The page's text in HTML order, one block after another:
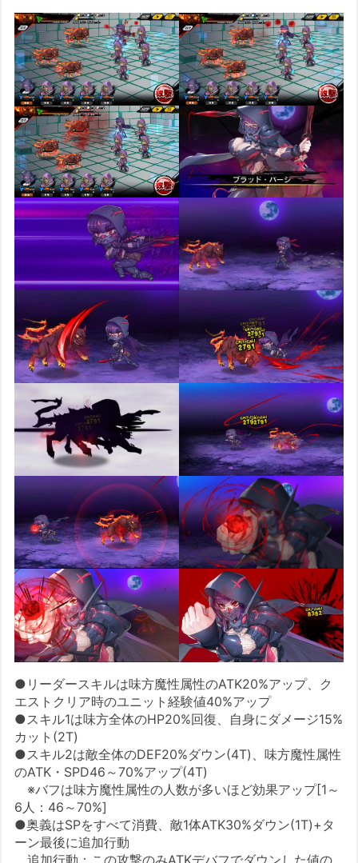
●リーダースキルは味方魔性属性のATK20%アップ、ク
エストクリア時のユニット経験値40%アップ
●スキル1は味方全体のHP20%回復、自身にダメージ15%
カット(2T)
●スキル2は敵全体のDEF20%ダウン(4T)、味方魔性属性
のATK・SPD46～70%アップ(4T)
※バフは味方魔性属性の人数が多いほど効果アップ[1～
6人：46～70%]
●奥義はSPをすべて消費、敵1体ATK30%ダウン(1T)+タ
ーン最後に追加行動
追加行動：この攻撃のみATKデバフでダウンした値の